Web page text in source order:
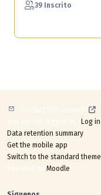
39 Inscrito
Log in
Data retention summary
Get the mobile app
Switch to the standard theme
Moodle